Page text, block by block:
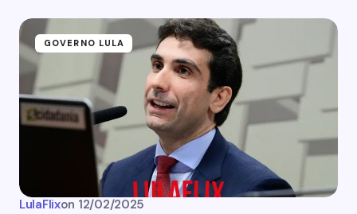
GOVERNO LULA
LulaFlixon 12/02/2025